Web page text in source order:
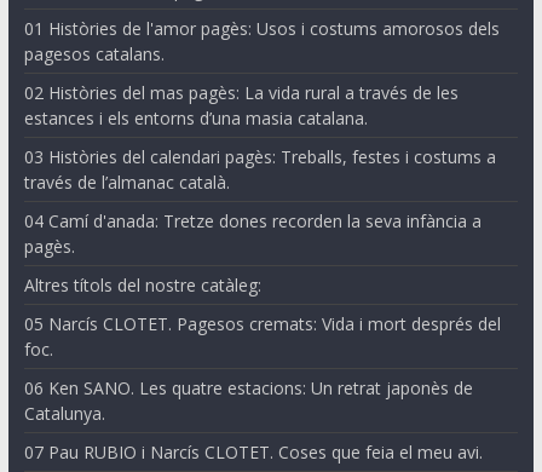
01 Històries de l'amor pagès: Usos i costums amorosos dels
pagesos catalans.
02 Històries del mas pagès: La vida rural a través de les
estances i els entorns d’una masia catalana.
03 Històries del calendari pagès: Treballs, festes i costums a
través de l’almanac català.
04 Camí d'anada: Tretze dones recorden la seva infància a
pagès.
Altres títols del nostre catàleg:
05 Narcís CLOTET. Pagesos cremats: Vida i mort després del
foc.
06 Ken SANO. Les quatre estacions: Un retrat japonès de
Catalunya.
07 Pau RUBIO i Narcís CLOTET. Coses que feia el meu avi.